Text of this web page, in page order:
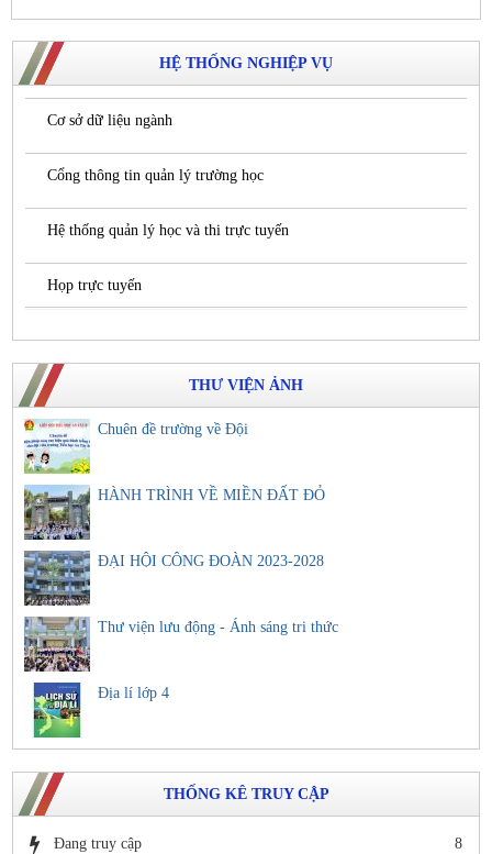
HỆ THỐNG NGHIỆP VỤ
Cơ sở dữ liệu ngành
Cổng thông tin quản lý trường học
Hệ thống quản lý học và thi trực tuyến
Họp trực tuyến
THƯ VIỆN ẢNH
Chuên đề trường về Đội
HÀNH TRÌNH VỀ MIỀN ĐẤT ĐỎ
ĐẠI HỘI CÔNG ĐOÀN 2023-2028
Thư viện lưu động - Ánh sáng tri thức
Địa lí lớp 4
THỐNG KÊ TRUY CẬP
Đang truy cập
8